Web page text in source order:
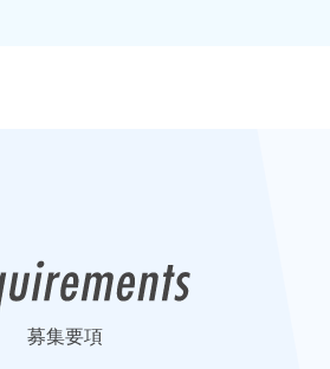
募集要項